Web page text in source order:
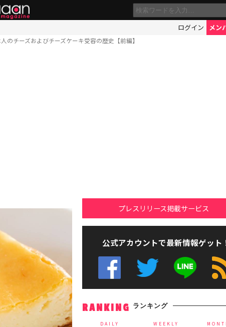
ログイン メン
のチーズおよびチーズケーキ受容の歴史【前編】
プレスリリース掲載サービス
公式アカウントで最新情報ゲット
RANKING ランキング
DAILY WEEKLY